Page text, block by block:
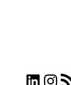
LinkedIn Instagram RSS zdroj